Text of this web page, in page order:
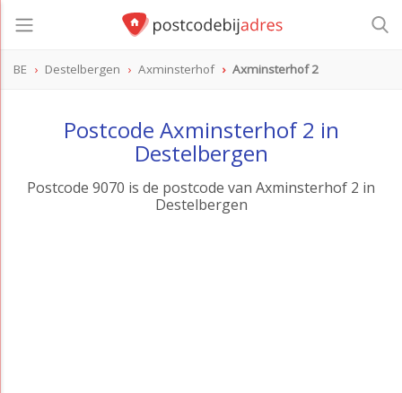
BE Destelbergen Axminsterhof Axminsterhof 2
Postcode Axminsterhof 2 in
Destelbergen
Postcode 9070 is de postcode van Axminsterhof 2 in
Destelbergen